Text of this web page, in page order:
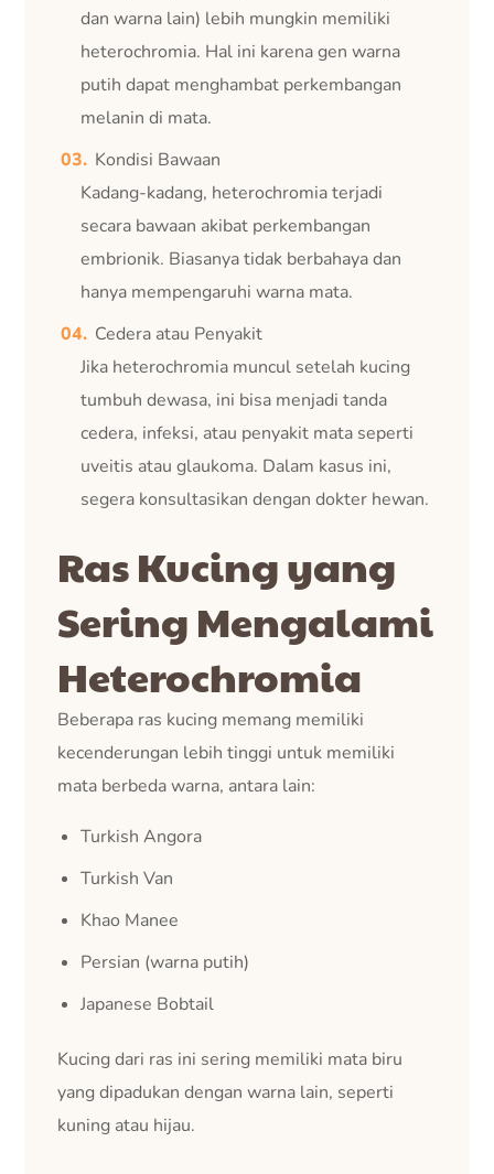
dan warna lain) lebih mungkin memiliki
heterochromia. Hal ini karena gen warna
putih dapat menghambat perkembangan
melanin di mata.
Kondisi Bawaan
Kadang-kadang, heterochromia terjadi
secara bawaan akibat perkembangan
embrionik. Biasanya tidak berbahaya dan
hanya mempengaruhi warna mata.
Cedera atau Penyakit
Jika heterochromia muncul setelah kucing
tumbuh dewasa, ini bisa menjadi tanda
cedera, infeksi, atau penyakit mata seperti
uveitis atau glaukoma. Dalam kasus ini,
segera konsultasikan dengan dokter hewan.
Ras Kucing yang
Sering Mengalami
Heterochromia
Beberapa ras kucing memang memiliki
kecenderungan lebih tinggi untuk memiliki
mata berbeda warna, antara lain:
Turkish Angora
Turkish Van
Khao Manee
Persian (warna putih)
Japanese Bobtail
Kucing dari ras ini sering memiliki mata biru
yang dipadukan dengan warna lain, seperti
kuning atau hijau.